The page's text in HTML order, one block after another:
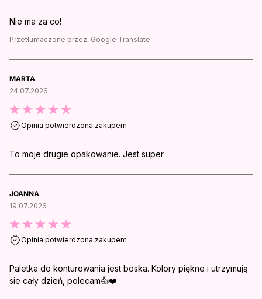
Nie ma za co!
Przetłumaczone przez: Google Translate
MARTA
24.07.2026
Opinia potwierdzona zakupem
To moje drugie opakowanie. Jest super
JOANNA
19.07.2026
Opinia potwierdzona zakupem
Paletka do konturowania jest boska. Kolory piękne i utrzymują
sie cały dzień, polecam👍❤️